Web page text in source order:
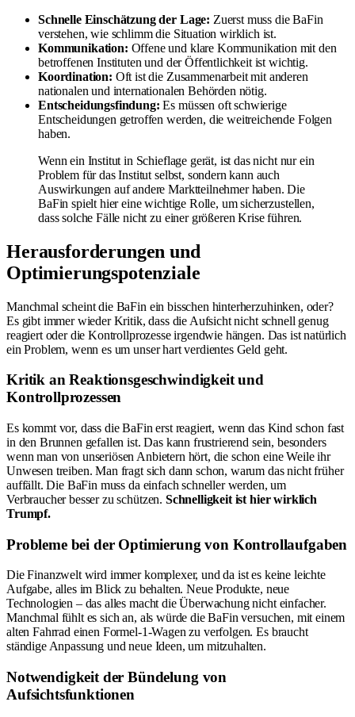
Schnelle Einschätzung der Lage: Zuerst muss die BaFin
verstehen, wie schlimm die Situation wirklich ist.
Kommunikation: Offene und klare Kommunikation mit den
betroffenen Instituten und der Öffentlichkeit ist wichtig.
Koordination: Oft ist die Zusammenarbeit mit anderen
nationalen und internationalen Behörden nötig.
Entscheidungsfindung: Es müssen oft schwierige
Entscheidungen getroffen werden, die weitreichende Folgen
haben.
Wenn ein Institut in Schieflage gerät, ist das nicht nur ein
Problem für das Institut selbst, sondern kann auch
Auswirkungen auf andere Marktteilnehmer haben. Die
BaFin spielt hier eine wichtige Rolle, um sicherzustellen,
dass solche Fälle nicht zu einer größeren Krise führen.
Herausforderungen und
Optimierungspotenziale
Manchmal scheint die BaFin ein bisschen hinterherzuhinken, oder?
Es gibt immer wieder Kritik, dass die Aufsicht nicht schnell genug
reagiert oder die Kontrollprozesse irgendwie hängen. Das ist natürlich
ein Problem, wenn es um unser hart verdientes Geld geht.
Kritik an Reaktionsgeschwindigkeit und
Kontrollprozessen
Es kommt vor, dass die BaFin erst reagiert, wenn das Kind schon fast
in den Brunnen gefallen ist. Das kann frustrierend sein, besonders
wenn man von unseriösen Anbietern hört, die schon eine Weile ihr
Unwesen treiben. Man fragt sich dann schon, warum das nicht früher
auffällt. Die BaFin muss da einfach schneller werden, um
Verbraucher besser zu schützen. Schnelligkeit ist hier wirklich
Trumpf.
Probleme bei der Optimierung von Kontrollaufgaben
Die Finanzwelt wird immer komplexer, und da ist es keine leichte
Aufgabe, alles im Blick zu behalten. Neue Produkte, neue
Technologien – das alles macht die Überwachung nicht einfacher.
Manchmal fühlt es sich an, als würde die BaFin versuchen, mit einem
alten Fahrrad einen Formel-1-Wagen zu verfolgen. Es braucht
ständige Anpassung und neue Ideen, um mitzuhalten.
Notwendigkeit der Bündelung von
Aufsichtsfunktionen